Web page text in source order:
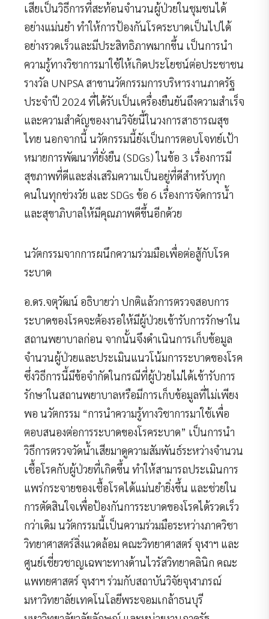
เสียเป็นวิธีการที่สะท้อนจำนวนผู้ป่วยในชุมชนได้
อย่างแม่นยำ ทำให้การป้องกันโรคระบาดเป็นไปได้
อย่างรวดเร็วและมีประสิทธิภาพมากขึ้น เป็นการนำ
ความรู้ทางวิชาการมาใช้ให้เกิดประโยชน์ต่อประชาชน
รางวัล UNPSA สาขานวัตกรรมการบริหารงานภาครัฐ
ประจำปี 2024 ที่ได้รับเป็นเครื่องยืนยันถึงความสำเร็จ
และความสำคัญของงานวิจัยนี้ในวงการสาธารณสุข
ไทย นอกจากนี้ นวัตกรรมนี้ยังเป็นการตอบโจทย์เป้า
หมายการพัฒนาที่ยั่งยืน (SDGs) ในข้อ 3 เรื่องการมี
สุขภาพที่ดีและส่งเสริมความเป็นอยู่ที่ดีสำหรับทุก
คนในทุกช่วงวัย และ SDGs ข้อ 6 เรื่องการจัดการน้ำ
และสุขาภิบาลให้มีคุณภาพดีขึ้นอีกด้วย
นวัตกรรมจากการผนึกความร่วมมือเพื่อต่อสู้กับโรค
ระบาด
อ.ดร.จตุวัฒน์ อธิบายว่า ปกติแล้วการตรวจสอบการ
ระบาดของโรคจะต้องรอให้มีผู้ป่วยเข้ารับการรักษาใน
สถานพยาบาลก่อน จากนั้นจึงดำเนินการเก็บข้อมูล
จำนวนผู้ป่วยและประเมินแนวโน้มการระบาดของโรค
ซึ่งวิธีการนี้มีข้อจำกัดในกรณีที่ผู้ป่วยไม่ได้เข้ารับการ
รักษาในสถานพยาบาลหรือมีการเก็บข้อมูลที่ไม่เพียง
พอ นวัตกรรม “การนำความรู้ทางวิชาการมาใช้เพื่อ
ตอบสนองต่อการระบาดของโรคระบาด” เป็นการนำ
วิธีการตรวจวัดน้ำเสียมาดูความสัมพันธ์ระหว่างจำนวน
เชื้อโรคกับผู้ป่วยที่เกิดขึ้น ทำให้สามารถประเมินการ
แพร่กระจายของเชื้อโรคได้แม่นยำยิ่งขึ้น และช่วยใน
การตัดสินใจเพื่อป้องกันการระบาดของโรคได้รวดเร็ว
กว่าเดิม นวัตกรรมนี้เป็นความร่วมมือระหว่างภาควิชา
วิทยาศาสตร์สิ่งแวดล้อม คณะวิทยาศาสตร์ จุฬาฯ และ
ศูนย์เชี่ยวชาญเฉพาะทางด้านไวรัสวิทยาคลินิก คณะ
แพทยศาสตร์ จุฬาฯ ร่วมกับสถาบันวิจัยจุฬาภรณ์
มหาวิทยาลัยเทคโนโลยีพระจอมเกล้าธนบุรี